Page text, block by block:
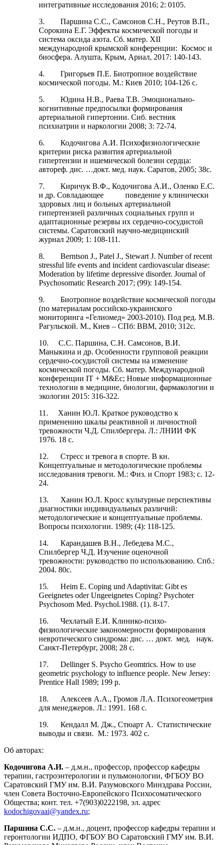
интегративные исследования 2016; 2: 0105.
3. Паршина С.С., Самсонов С.Н., Реутов В.П.,
Сорокина Е.Г. Эффекты космической погоды и
система оксида азота. Сб. матер. XII
международной крымской конференции: Космос и
биосфера. Алушта, Крым, Ариал, 2017: 140-143.
4. Григорьев П.Е. Биотропное воздействие
космической погоды. М.: Киев 2010; 104-126 с.
5. Юдина Н.В., Раева Т.В. Эмоционально-
когнитивные предпосылки формирования
артериальной гипертонии. Сиб. вестник
психиатрии и наркологии 2008; 3: 72-74.
6. Кодочигова А.И. Психофизиологические
критерии риска развития артериальной
гипертензии и ишемической болезни сердца:
автореф. дис. …докт. мед. наук. Саратов, 2005; 38с.
7. Киричук В.Ф., Кодочигова А.И., Оленко Е.С.
и др. Совладающее поведение у клинически
здоровых лиц и больных артериальной
гипертензией различных социальных групп и
адаптационные резервы их сердечно-сосудистой
системы. Саратовский научно-медицинский
журнал 2009; 1: 108-111.
8. Berntson J., Patel J., Stewart J. Number of recent
stressful life events and incident cardiovascular disease:
Moderation by lifetime depressive disorder. Journal of
Psychosomatic Research 2017; (99): 149-154.
9. Биотропное воздействие космической погоды
(по материалам российско-украинского
мониторинга «Гелиомед» 2003-2010). Под ред. М.В.
Рагульской. М., Киев – СПб: ВВМ, 2010; 312с.
10. С.С. Паршина, С.Н. Самсонов, В.И.
Маныкина и др. Особенности групповой реакции
сердечно-сосудистой системы на изменение
космической погоды. Сб. матер. Международной
конференции IT + M&Ec; Новые информационные
технологии в медицине, биологии, фармакологии и
экологии 2015: 316-322.
11. Ханин Ю.Л. Краткое руководство к
применению шкалы реактивной и личностной
тревожности Ч.Д. Спилбергера. Л.: ЛНИИ ФК
1976. 18 с.
12. Стресс и тревога в спорте. В кн.
Концептуальные и методологические проблемы
исследования тревоги. М.: Физ. и Спорт 1983; с. 12-
24.
13. Ханин Ю.Л. Кросс культурные перспективы
диагностики индивидуальных различий:
методологические и концептуальные проблемы.
Вопросы психологии. 1989; (4): 118-125.
14. Карандашев В.Н., Лебедева М.С.,
Спилбергер Ч.Д. Изучение оценочной
тревожности: руководство по использованию. Спб.:
2004. 80с.
15. Heim E. Coping und Adaptivitat: Gibt es
Geeignetes oder Ungeeignetes Coping? Psychoter
Psychosom Med. Psychol.1988. (1). 8-17.
16. Чехлатый Е.И. Клинико-психо-
физиологические закономерности формирования
невротического синдрома: дис. … докт. мед. наук.
Санкт-Петербург, 2008; 28 с.
17. Dellinger S. Psycho Geomtrics. How to use
geometric psychology to influence people. New Jersey:
Prentice Hall 1989; 199 p.
18. Алексеев А.А., Громов Л.А. Психогеометрия
для менеджеров. Л.: 1991. 168 с.
19. Кендалл М. Дж., Стюарт А. Статистические
выводы и связи. М.: 1973. 402 с.
Об авторах:
Кодочигова А.И. – д.м.н., профессор, профессор кафедры
терапии, гастроэнтерологии и пульмонологии, ФГБОУ ВО
Саратовский ГМУ им. В.И. Разумовского Минздрава России,
член Совета Восточно-Европейского Психосоматического
Общества; конт. тел. +7(903)0222198, эл. адрес
kodochigovaai@yandex.ru;
Паршина С.С. – д.м.н., доцент, профессор кафедры терапии и
геронтологии ИДПО, ФГБОУ ВО Саратовский ГМУ им. В.И.